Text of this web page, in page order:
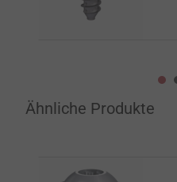
Ähnliche Produkte